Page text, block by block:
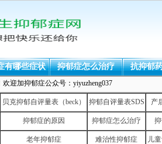
有哪些症状 抑郁症怎么治疗 抗抑郁
迎加抑郁症公众号：yiyuzheng037
贝克抑郁自评量表（beck） 抑郁自评量表SDS 产
抑郁症的原因 抑郁症怎么治疗
老年抑郁症 难治性抑郁症 儿